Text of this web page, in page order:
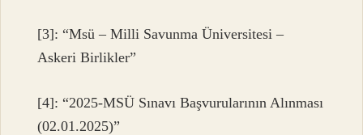
[3]: “Msü – Milli Savunma Üniversitesi –
Askeri Birlikler”
[4]: “2025-MSÜ Sınavı Başvurularının Alınması
(02.01.2025)”